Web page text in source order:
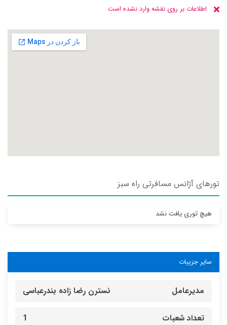
اطلاعات بر روی نقشه وارد نشده است
تورهای آژانس مسافرتی راه سبز
هیچ توری یافت نشد
سایر جزییات
مدیرعامل نسترن رضا زاده بندرعباسی
تعداد شعبات 1